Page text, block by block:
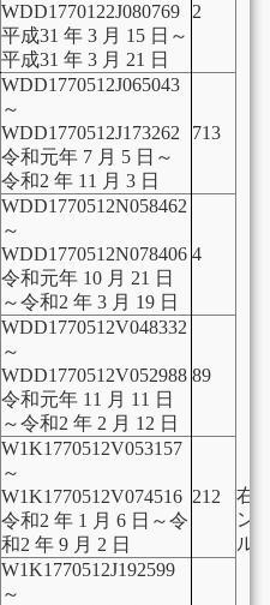
右
ン
ル
WDD1770122J080769
平成31 年 3 月 15 日～
平成31 年 3 月 21 日
2
WDD1770512J065043
～
WDD1770512J173262
令和元年 7 月 5 日～
令和2 年 11 月 3 日
713
WDD1770512N058462
～
WDD1770512N078406
令和元年 10 月 21 日
～令和2 年 3 月 19 日
4
WDD1770512V048332
～
WDD1770512V052988
令和元年 11 月 11 日
～令和2 年 2 月 12 日
89
W1K1770512V053157
～
W1K1770512V074516
令和2 年 1 月 6 日～令
和2 年 9 月 2 日
212
W1K1770512J192599
～